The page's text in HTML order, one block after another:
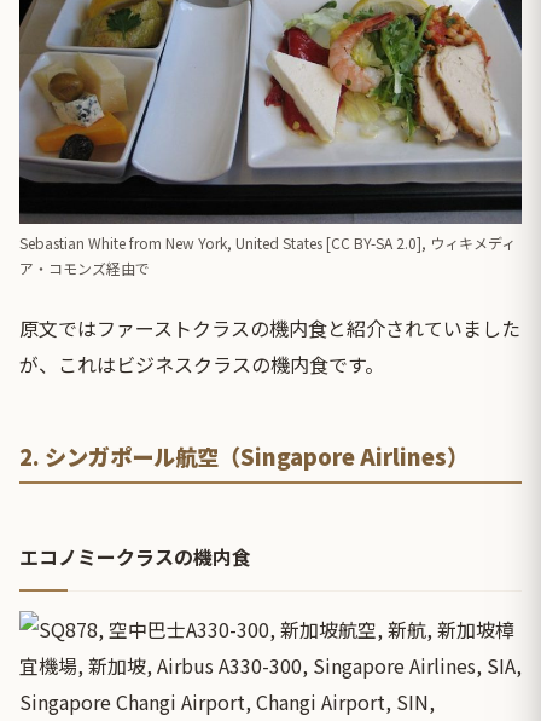
Sebastian White from New York, United States [CC BY-SA 2.0], ウィキメディ
ア・コモンズ経由で
原文ではファーストクラスの機内食と紹介されていました
が、これはビジネスクラスの機内食です。
2. シンガポール航空（Singapore Airlines）
エコノミークラスの機内食